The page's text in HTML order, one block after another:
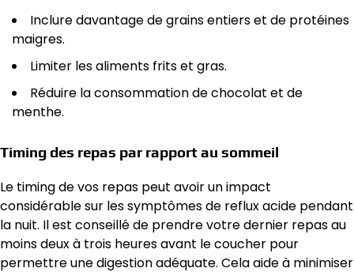
Inclure davantage de grains entiers et de protéines
maigres.
Limiter les aliments frits et gras.
Réduire la consommation de chocolat et de
menthe.
Timing des repas par rapport au sommeil
Le timing de vos repas peut avoir un impact
considérable sur les symptômes de reflux acide pendant
la nuit. Il est conseillé de prendre votre dernier repas au
moins deux à trois heures avant le coucher pour
permettre une digestion adéquate. Cela aide à minimiser